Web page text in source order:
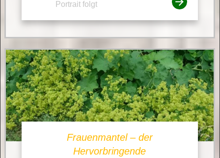
Portrait folgt
Frauenmantel – der
Hervorbringende